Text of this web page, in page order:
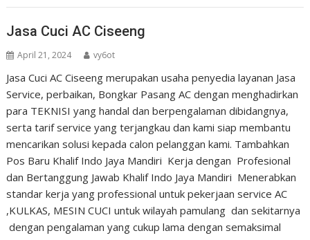
Jasa Cuci AC Ciseeng
April 21, 2024 vy6ot
Jasa Cuci AC Ciseeng merupakan usaha penyedia layanan Jasa
Service, perbaikan, Bongkar Pasang AC dengan menghadirkan
para TEKNISI yang handal dan berpengalaman dibidangnya,
serta tarif service yang terjangkau dan kami siap membantu
mencarikan solusi kepada calon pelanggan kami. Tambahkan
Pos Baru Khalif Indo Jaya Mandiri Kerja dengan Profesional
dan Bertanggung Jawab Khalif Indo Jaya Mandiri Menerabkan
standar kerja yang professional untuk pekerjaan service AC
,KULKAS, MESIN CUCI untuk wilayah pamulang dan sekitarnya
dengan pengalaman yang cukup lama dengan semaksimal